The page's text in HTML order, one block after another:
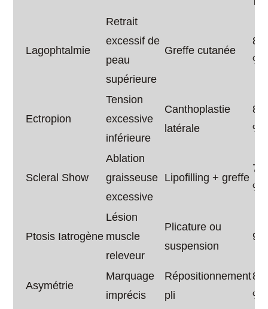
Lagophtalmie
Retrait
excessif de
peau
supérieure
Greffe cutanée
%
Ectropion
Tension
excessive
inférieure
Canthoplastie
latérale
%
Scleral Show
Ablation
graisseuse
excessive
Lipofilling + greffe
%
Ptosis Iatrogène
Lésion
muscle
releveur
Plicature ou
suspension
90
Asymétrie
Marquage
imprécis
Répositionnement
pli
%